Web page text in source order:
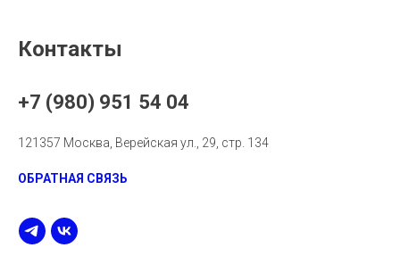
Контакты
+7 (980) 951 54 04
121357 Москва, Верейская ул., 29, стр. 134
ОБРАТНАЯ СВЯЗЬ